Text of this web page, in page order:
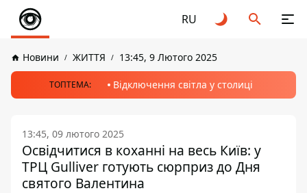
RU
Новини ЖИТТЯ 13:45, 9 Лютого 2025
ТОПТЕМА: Відключення світла у столиці
13:45, 09 лютого 2025
Освідчитися в коханні на весь Київ: у
ТРЦ Gulliver готують сюрприз до Дня
святого Валентина